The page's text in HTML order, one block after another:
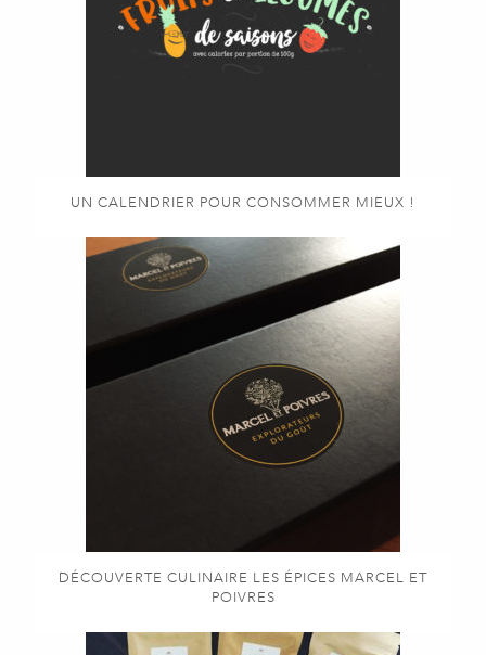
UN CALENDRIER POUR CONSOMMER MIEUX !
DÉCOUVERTE CULINAIRE LES ÉPICES MARCEL ET
POIVRES